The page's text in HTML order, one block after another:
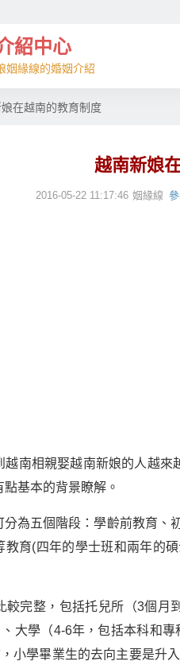
紹中心
姻緣線的婚姻介紹
在越南的教育制度
越南新娘
2016-05-22 11:17:46 姻緣線
越南相親娶越南新娘的人越
基本的背景瞭解。
分為五個階段：學齡前教育、
教育(四年的學士班和兩年的
較完整，包括托兒所（3個月
大學（4-6年，包括本科和
小學畢業生的去向主要是升